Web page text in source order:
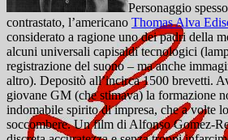
Personaggio
contrastato, l’americano Thomas Alva
considerato a ragione uno dei padri della
alcuni universali capisaldi tecnologici
registrazione del suono – ma anche
altro). Depositò all’incirca 1500 brevetti.
giovane GM (che stimava) la formazione
indomabile spirito di impresa, che a volte
soccombere. Un film di Alfonso Gomez-